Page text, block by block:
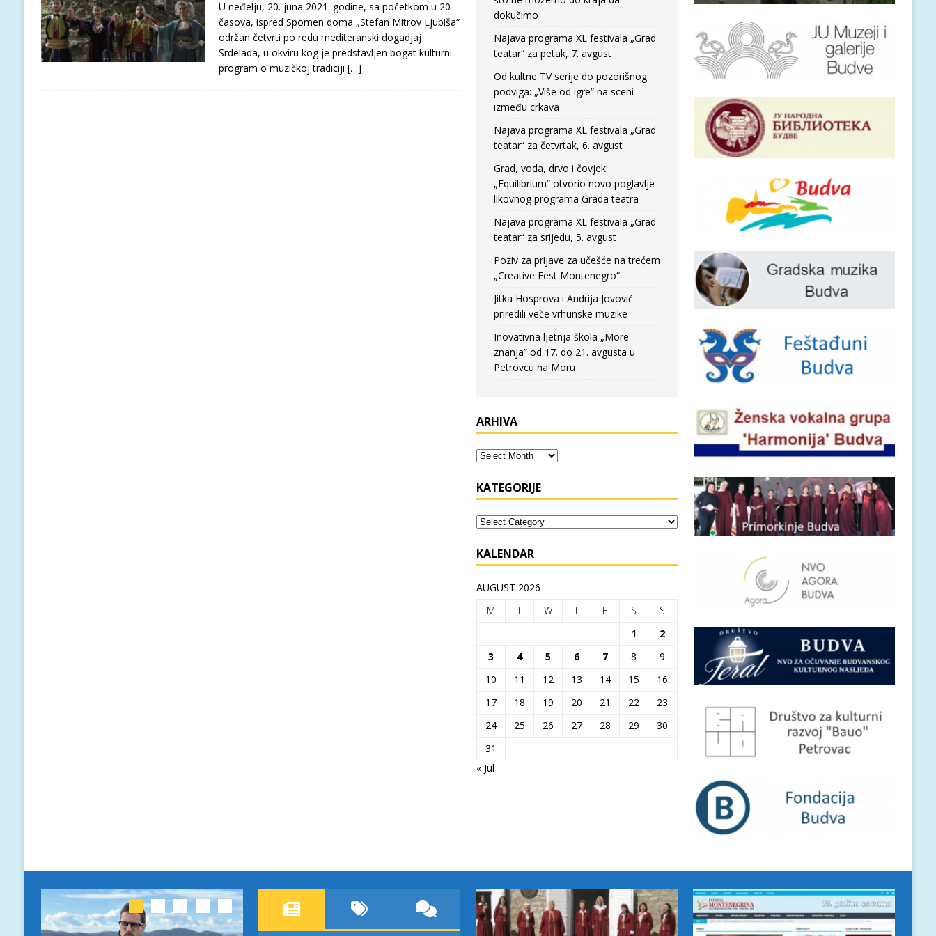
U neđelju, 20. juna 2021. godine, sa početkom u 20
časova, ispred Spomen doma „Stefan Mitrov Ljubiša“
održan četvrti po redu mediteranski dogadjaj
Srdelada, u okviru kog je predstavljen bogat kulturni
program o muzičkoj tradiciji […]
dokučimo
Najava programa XL festivala „Grad
teatar“ za petak, 7. avgust
Od kultne TV serije do pozorišnog
podviga: „Više od igre” na sceni
između crkava
Najava programa XL festivala „Grad
teatar“ za četvrtak, 6. avgust
Grad, voda, drvo i čovjek:
„Equilibrium“ otvorio novo poglavlje
likovnog programa Grada teatra
Najava programa XL festivala „Grad
teatar“ za srijedu, 5. avgust
Poziv za prijave za učešće na trećem
„Creative Fest Montenegro“
Jitka Hosprova i Andrija Jovović
priredili veče vrhunske muzike
Inovativna ljetnja škola „More
znanja” od 17. do 21. avgusta u
Petrovcu na Moru
ARHIVA
KATEGORIJE
KALENDAR
AUGUST 2026
M
T W T F S
S
1
2
3
4 5 6 7 8
9
10
11 12 13 14 15
16
17
18 19 20 21 22
23
24
25 26 27 28 29
30
31
« Jul